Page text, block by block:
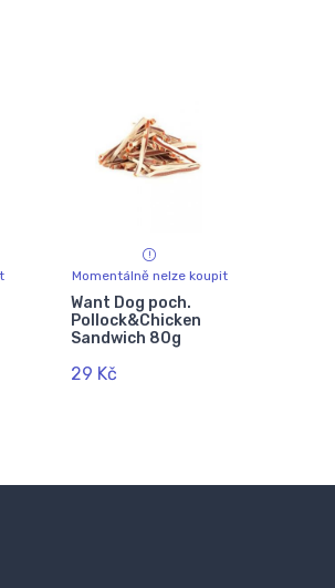
Momentálně nelze koupit
Want Dog poch.
Pollock&Chicken
Sandwich 80g
29 Kč